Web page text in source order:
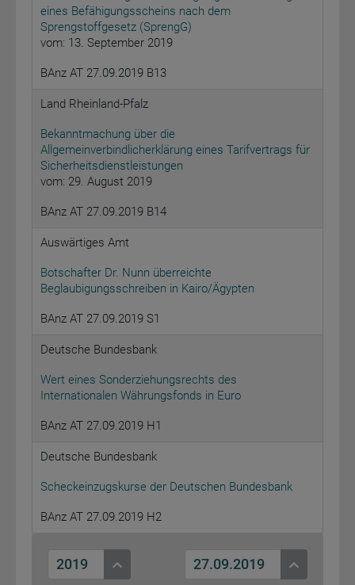
eines Befähigungsscheins nach dem
Sprengstoffgesetz (SprengG)
vom: 13. September 2019
BAnz AT 27.09.2019 B13
Land Rheinland-Pfalz
Bekanntmachung über die
Allgemeinverbindlicherklärung eines Tarifvertrags für
Sicherheitsdienstleistungen
vom: 29. August 2019
BAnz AT 27.09.2019 B14
Auswärtiges Amt
Botschafter Dr. Nunn überreichte
Beglaubigungsschreiben in Kairo/Ägypten
BAnz AT 27.09.2019 S1
Deutsche Bundesbank
Wert eines Sonderziehungsrechts des
Internationalen Währungsfonds in Euro
BAnz AT 27.09.2019 H1
Deutsche Bundesbank
Scheckeinzugskurse der Deutschen Bundesbank
BAnz AT 27.09.2019 H2
2019 27.09.2019